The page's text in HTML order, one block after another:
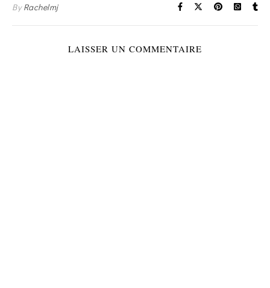
ByRachelmj
LAISSER UN COMMENTAIRE